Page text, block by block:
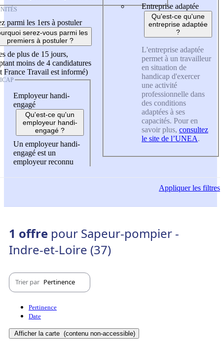
parmi les 1ers à postuler
serez-vous parmi les
premiers à postuler ?
de plus de 15 jours,
moins de 4 candidatures
France Travail est informé)
Employeur handi-
engagé
Qu'est-ce qu'un
employeur handi-
engagé ?
Un employeur handi-
engagé est un
employeur reconnu
Entreprise adaptée
Qu'est-ce qu'une
entreprise adaptée
?
L'entreprise adaptée
permet à un travailleur
en situation de
handicap d'exercer
une activité
professionnelle dans
des conditions
adaptées à ses
capacités. Pour en
savoir plus, consultez
le site de l’UNEA.
Appliquerles filtres
1 offre pour Sapeur-pompier -
Indre-et-Loire (37)
Trier par Pertinence
Pertinence
Date
Afficher la carte (contenu non-accessible)